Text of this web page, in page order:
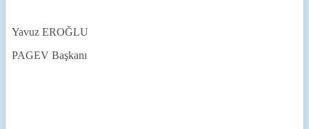
Yavuz EROĞLU
PAGEV Başkanı